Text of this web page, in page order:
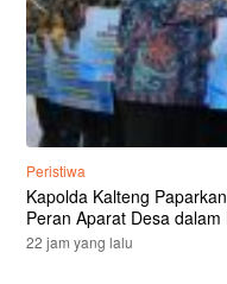
Peristiwa
Kapolda Kalteng
Peran Aparat Desa dalam
22 jam yang lalu